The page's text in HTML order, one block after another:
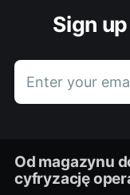
Sign
Enter your
Od magazynu
cyfryzację